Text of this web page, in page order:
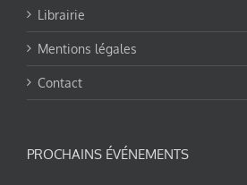
Librairie
Mentions légales
Contact
PROCHAINS ÉVÉNEMENTS